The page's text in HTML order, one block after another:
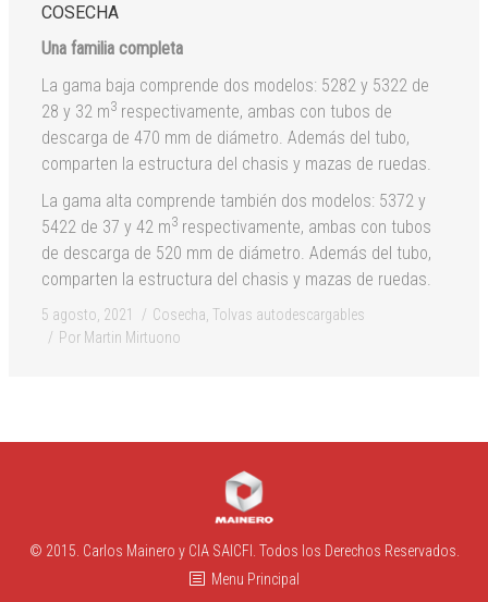
COSECHA
Una familia completa
La gama baja comprende dos modelos: 5282 y 5322 de
28 y 32 m3 respectivamente, ambas con tubos de
descarga de 470 mm de diámetro. Además del tubo,
comparten la estructura del chasis y mazas de ruedas.
La gama alta comprende también dos modelos: 5372 y
5422 de 37 y 42 m3 respectivamente, ambas con tubos
de descarga de 520 mm de diámetro. Además del tubo,
comparten la estructura del chasis y mazas de ruedas.
5 agosto, 2021 Cosecha Tolvas autodescargables
Por Martin Mirtuono
© 2015. Carlos Mainero y CIA SAICFI. Todos los Derechos Reservados.
Menu Principal